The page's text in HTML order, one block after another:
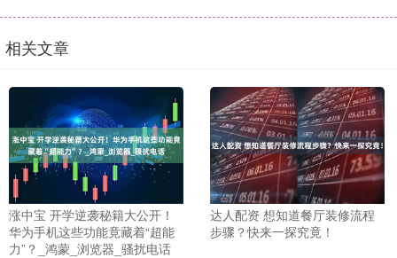
相关文章
涨中宝 开学逆袭秘籍大公开！
华为手机这些功能竟藏着“超能
力”？_鸿蒙_浏览器_骚扰电话
达人配资 想知道餐厅装修流程
步骤？快来一探究竟！